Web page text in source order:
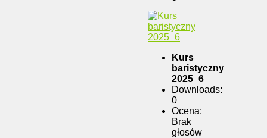
Kurs
baristyczny
2025_6
Downloads:
0
Ocena:
Brak
głosów